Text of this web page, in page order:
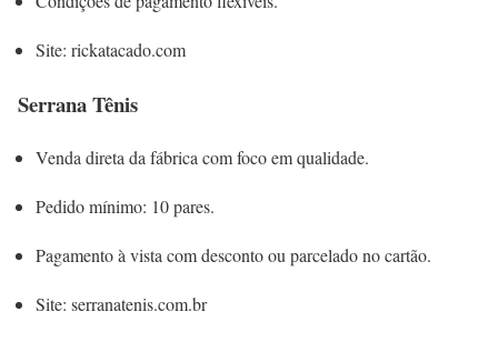
Site: rickatacado.com
Serrana Tênis
Venda direta da fábrica com foco em qualidade.
Pedido mínimo: 10 pares.
Pagamento à vista com desconto ou parcelado no cartão.
Site: serranatenis.com.br